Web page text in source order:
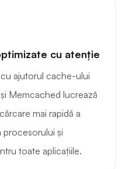
cu atenție
ajutorul cache-ului
Memcached lucrează
mai rapidă a
procesorului și
toate aplicațiile.